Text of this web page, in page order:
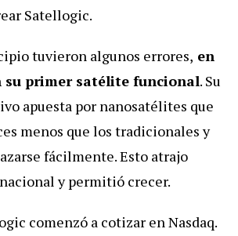
Satellogic.
tuvieron algunos errores, en
su primer satélite funcional. Su
apuesta por nanosatélites que
menos que los tradicionales y
fácilmente. Esto atrajo
y permitió crecer.
comenzó a cotizar en Nasdaq.